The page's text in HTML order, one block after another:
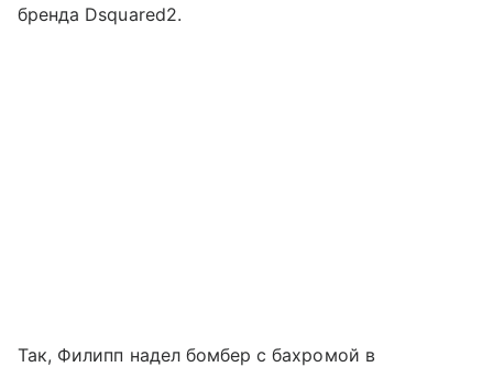
бренда Dsquared2.
Так, Филипп надел бомбер с бахромой в